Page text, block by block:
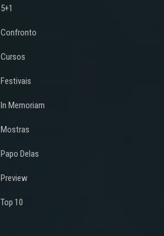
5+1
Confronto
Cursos
Festivais
In Memoriam
Mostras
Papo Delas
Preview
Top 10